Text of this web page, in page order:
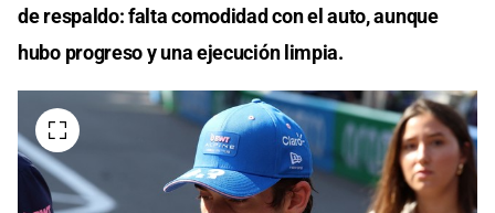
de respaldo: falta comodidad con el auto, aunque
hubo progreso y una ejecución limpia.